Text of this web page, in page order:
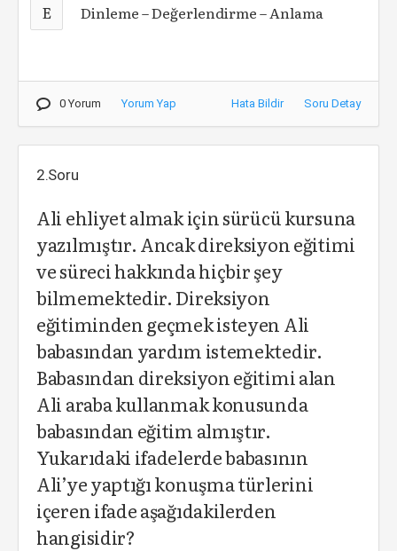
E Dinleme – Değerlendirme – Anlama
0 Yorum Yorum Yap Hata Bildir Soru Detay
2.Soru
Ali ehliyet almak için sürücü kursuna
yazılmıştır. Ancak direksiyon eğitimi
ve süreci hakkında hiçbir şey
bilmemektedir. Direksiyon
eğitiminden geçmek isteyen Ali
babasından yardım istemektedir.
Babasından direksiyon eğitimi alan
Ali araba kullanmak konusunda
babasından eğitim almıştır.
Yukarıdaki ifadelerde babasının
Ali’ye yaptığı konuşma türlerini
içeren ifade aşağıdakilerden
hangisidir?